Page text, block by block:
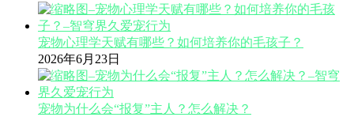
宠物心理学天赋有哪些？如何培养你的毛孩子？
2026年6月23日
宠物为什么会“报复”主人？怎么解决？